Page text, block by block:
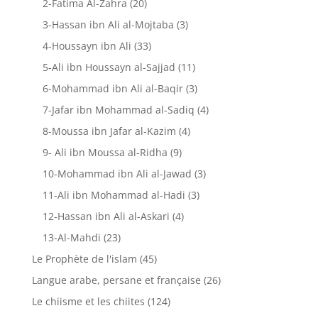
2-Fatima Al-Zahra (20)
3-Hassan ibn Ali al-Mojtaba (3)
4-Houssayn ibn Ali (33)
5-Ali ibn Houssayn al-Sajjad (11)
6-Mohammad ibn Ali al-Baqir (3)
7-Jafar ibn Mohammad al-Sadiq (4)
8-Moussa ibn Jafar al-Kazim (4)
9- Ali ibn Moussa al-Ridha (9)
10-Mohammad ibn Ali al-Jawad (3)
11-Ali ibn Mohammad al-Hadi (3)
12-Hassan ibn Ali al-Askari (4)
13-Al-Mahdi (23)
Le Prophète de l'islam (45)
Langue arabe, persane et française (26)
Le chiisme et les chiites (124)